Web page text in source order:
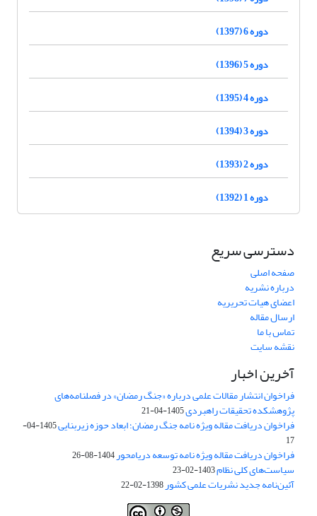
دوره 6 (1397)
دوره 5 (1396)
دوره 4 (1395)
دوره 3 (1394)
دوره 2 (1393)
دوره 1 (1392)
دسترسی سریع
صفحه اصلی
درباره نشریه
اعضای هیات تحریریه
ارسال مقاله
تماس با ما
نقشه سایت
آخرین اخبار
فراخوان انتشار مقالات علمی درباره «جنگ رمضان» در فصلنامه‌های
پژوهشکده تحقیقات راهبردی1405-04-21
فراخوان دریافت مقاله ویژه نامه جنگ رمضان؛ ابعاد حوزه زیربنایی
1405-04-
17
فراخوان دریافت مقاله ویژه نامه توسعه دریامحور1404-08-26
سیاست‌های کلی نظام1403-02-23
آئین‌نامه جدید نشریات علمی کشور1398-02-22